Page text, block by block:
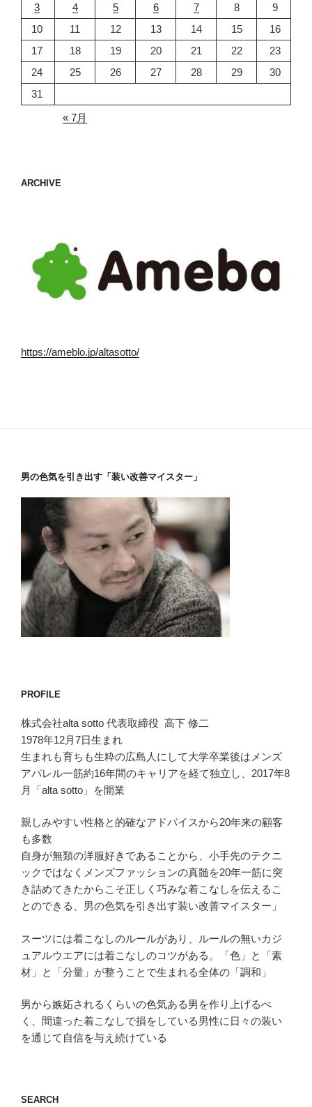
3
4 5 6 7 8
9
10
11 12 13 14 15
16
17
18 19 20 21 22
23
24
25 26 27 28 29
30
31
« 7月
ARCHIVE
https://ameblo.jp/altasotto/
男の色気を引き出す「装い改善マイスター」
PROFILE
株式会社alta sotto 代表取締役 高下 修二
1978年12月7日生まれ
生まれも育ちも生粋の広島人にして大学卒業後はメンズ
アパレル一筋約16年間のキャリアを経て独立し、2017年8
月「alta sotto」を開業
親しみやすい性格と的確なアドバイスから20年来の顧客
も多数
自身が無類の洋服好きであることから、小手先のテクニ
ックではなくメンズファッションの真髄を20年一筋に突
き詰めてきたからこそ正しく巧みな着こなしを伝えるこ
とのできる、男の色気を引き出す装い改善マイスター」
スーツには着こなしのルールがあり、ルールの無いカジ
ュアルウエアには着こなしのコツがある。「色」と「素
材」と「分量」が整うことで生まれる全体の「調和」
男から嫉妬されるくらいの色気ある男を作り上げるべ
く、間違った着こなしで損をしている男性に日々の装い
を通じて自信を与え続けている
SEARCH